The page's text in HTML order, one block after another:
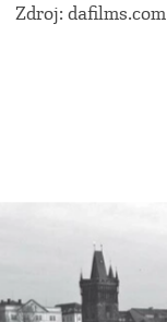
Zdroj: dafilms.com